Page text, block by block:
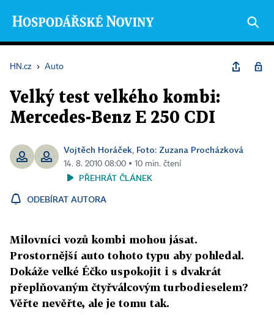
HN.cz › Auto
Velký test velkého kombi:
Mercedes-Benz E 250 CDI
Vojtěch Horáček, Foto: Zuzana Procházková
14. 8. 2010 08:00 ▪ 10 min. čtení
PŘEHRÁT ČLÁNEK
ODEBÍRAT AUTORA
Milovníci vozů kombi mohou jásat.
Prostornější auto tohoto typu aby pohledal.
Dokáže velké Éčko uspokojit i s dvakrát
přeplňovaným čtyřválcovým turbodieselem?
Věřte nevěřte, ale je tomu tak.